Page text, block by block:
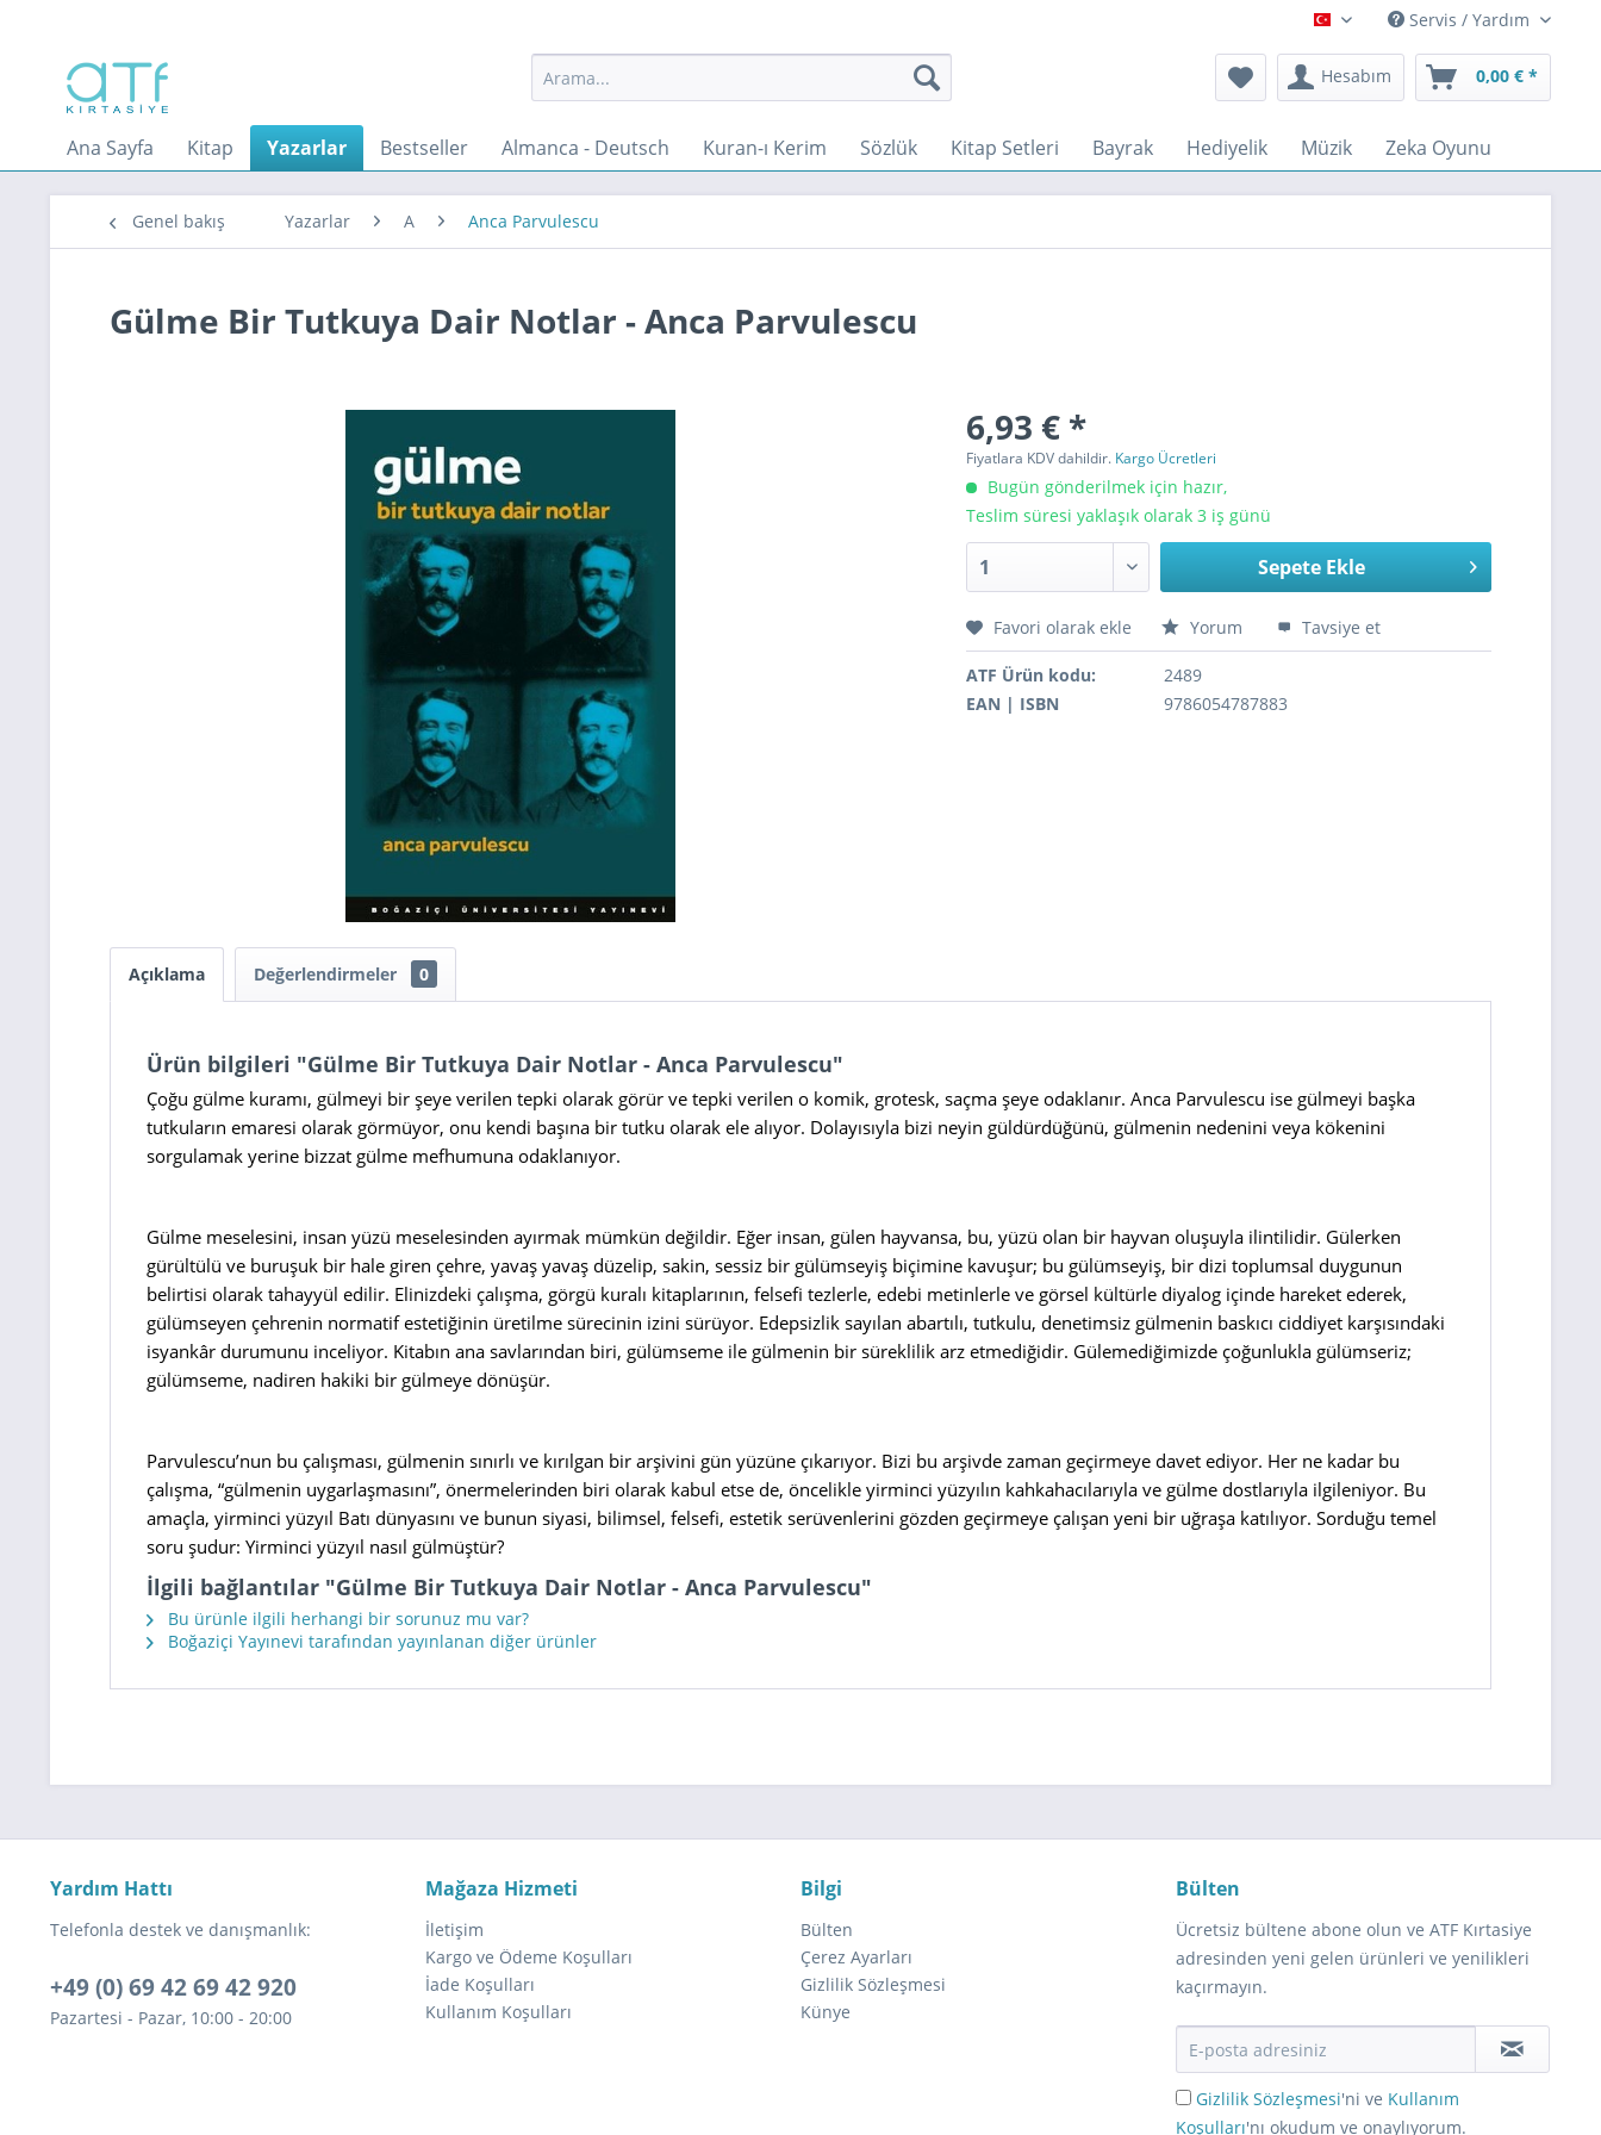
Türkçe Servis / Yardım
Hesabım 0,00 € *
Ana Sayfa Kitap Yazarlar Bestseller Almanca - Deutsch Kuran-ı Kerim Sözlük Kitap Setleri Bayrak Hediyelik Müzik Zeka Oyunu
Genel bakış Yazarlar A Anca Parvulescu
Gülme Bir Tutkuya Dair Notlar - Anca Parvulescu
6,93 € *
Fiyatlara KDV dahildir. Kargo Ücretleri
Bugün gönderilmek için hazır,
Teslim süresi yaklaşık olarak 3 iş günü
Sepete Ekle
Favori olarak ekle Yorum Tavsiye et
ATF Ürün kodu:
2489
EAN | ISBN
9786054787883
Açıklama Değerlendirmeler 0
Ürün bilgileri "Gülme Bir Tutkuya Dair Notlar - Anca Parvulescu"
Çoğu gülme kuramı, gülmeyi bir şeye verilen tepki olarak görür ve tepki verilen o komik, grotesk, saçma şeye odaklanır. Anca Parvulescu ise gülmeyi başka
tutkuların emaresi olarak görmüyor, onu kendi başına bir tutku olarak ele alıyor. Dolayısıyla bizi neyin güldürdüğünü, gülmenin nedenini veya kökenini
sorgulamak yerine bizzat gülme mefhumuna odaklanıyor.
Gülme meselesini, insan yüzü meselesinden ayırmak mümkün değildir. Eğer insan, gülen hayvansa, bu, yüzü olan bir hayvan oluşuyla ilintilidir. Gülerken
gürültülü ve buruşuk bir hale giren çehre, yavaş yavaş düzelip, sakin, sessiz bir gülümseyiş biçimine kavuşur; bu gülümseyiş, bir dizi toplumsal duygunun
belirtisi olarak tahayyül edilir. Elinizdeki çalışma, görgü kuralı kitaplarının, felsefi tezlerle, edebi metinlerle ve görsel kültürle diyalog içinde hareket ederek,
gülümseyen çehrenin normatif estetiğinin üretilme sürecinin izini sürüyor. Edepsizlik sayılan abartılı, tutkulu, denetimsiz gülmenin baskıcı ciddiyet karşısındaki
isyankâr durumunu inceliyor. Kitabın ana savlarından biri, gülümseme ile gülmenin bir süreklilik arz etmediğidir. Gülemediğimizde çoğunlukla gülümseriz;
gülümseme, nadiren hakiki bir gülmeye dönüşür.
Parvulescu’nun bu çalışması, gülmenin sınırlı ve kırılgan bir arşivini gün yüzüne çıkarıyor. Bizi bu arşivde zaman geçirmeye davet ediyor. Her ne kadar bu
çalışma, “gülmenin uygarlaşmasını”, önermelerinden biri olarak kabul etse de, öncelikle yirminci yüzyılın kahkahacılarıyla ve gülme dostlarıyla ilgileniyor. Bu
amaçla, yirminci yüzyıl Batı dünyasını ve bunun siyasi, bilimsel, felsefi, estetik serüvenlerini gözden geçirmeye çalışan yeni bir uğraşa katılıyor. Sorduğu temel
soru şudur: Yirminci yüzyıl nasıl gülmüştür?
İlgili bağlantılar "Gülme Bir Tutkuya Dair Notlar - Anca Parvulescu"
Bu ürünle ilgili herhangi bir sorunuz mu var?
Boğaziçi Yayınevi tarafından yayınlanan diğer ürünler
Yardım Hattı
Telefonla destek ve danışmanlık:
+49 (0) 69 42 69 42 920
Pazartesi - Pazar, 10:00 - 20:00
Mağaza Hizmeti
İletişim
Kargo ve Ödeme Koşulları
İade Koşulları
Kullanım Koşulları
Bilgi
Bülten
Çerez Ayarları
Gizlilik Sözleşmesi
Künye
Bülten
Ücretsiz bültene abone olun ve ATF Kırtasiye
adresinden yeni gelen ürünleri ve yenilikleri
kaçırmayın.
Gizlilik Sözleşmesi'ni ve Kullanım
Koşulları'nı okudum ve onaylıyorum.